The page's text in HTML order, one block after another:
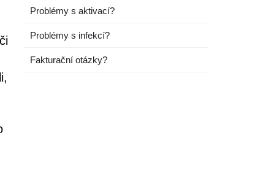
Problémy s aktivací?
Problémy s infekcí?
Fakturační otázky?